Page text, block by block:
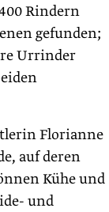
Rindern
gefunden;
Urrinder
Florianne
auf deren
Kühe und
und